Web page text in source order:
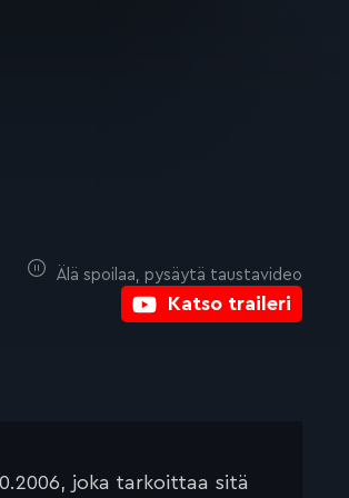
Katso traileri
Älä spoilaa, pysäytä taustavideo
joka tarkoittaa sitä